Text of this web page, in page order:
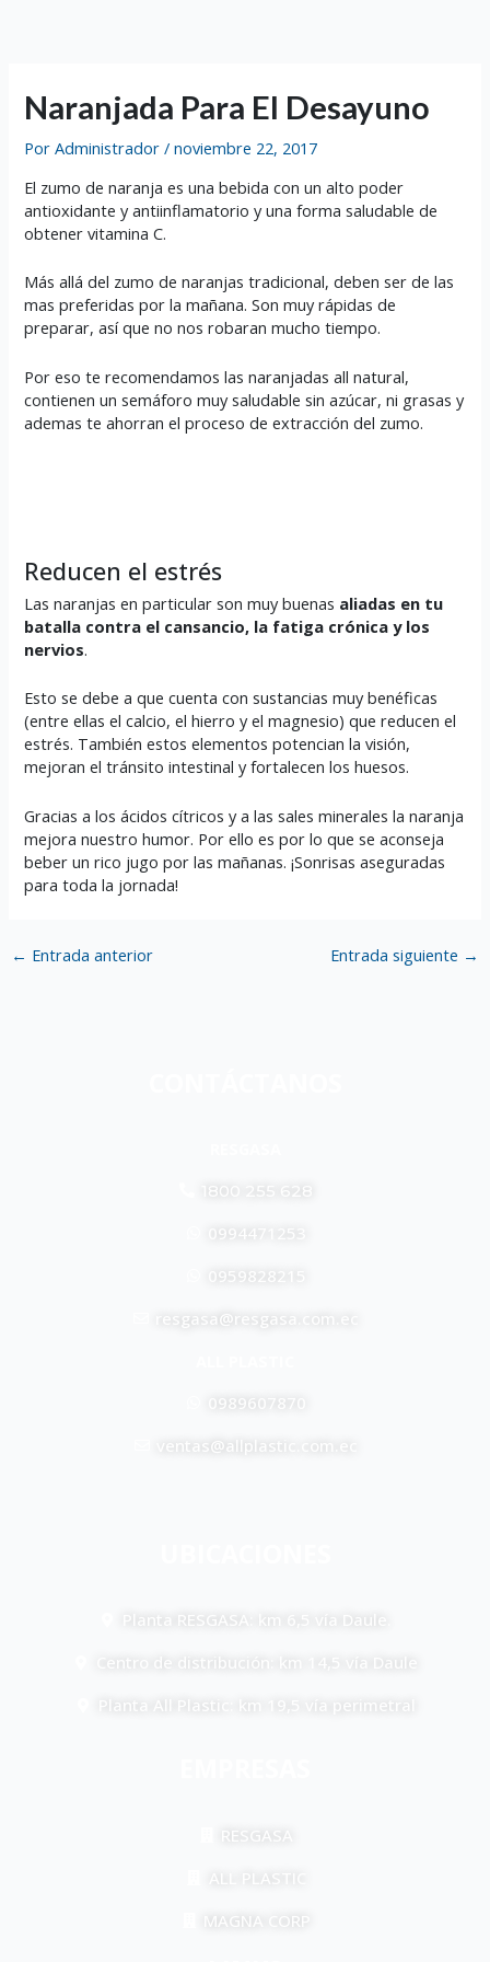
Naranjada Para El Desayuno
PorAdministrador/noviembre 22, 2017
El zumo de naranja es una bebida con un alto poder
antioxidante y antiinflamatorio y una forma saludable de
obtener vitamina C.
Más allá del zumo de naranjas tradicional, deben ser de las
mas preferidas por la mañana. Son muy rápidas de
preparar, así que no nos robaran mucho tiempo.
Por eso te recomendamos las naranjadas all natural,
contienen un semáforo muy saludable sin azúcar, ni grasas y
ademas te ahorran el proceso de extracción del zumo.
Reducen el estrés
Las naranjas en particular son muy buenas aliadas en tu
batalla contra el cansancio, la fatiga crónica y los
nervios.
Esto se debe a que cuenta con sustancias muy benéficas
(entre ellas el calcio, el hierro y el magnesio) que reducen el
estrés. También estos elementos potencian la visión,
mejoran el tránsito intestinal y fortalecen los huesos.
Gracias a los ácidos cítricos y a las sales minerales la naranja
mejora nuestro humor. Por ello es por lo que se aconseja
beber un rico jugo por las mañanas. ¡Sonrisas aseguradas
para toda la jornada!
← Entrada anterior Entrada siguiente →
1800 255 628
0994471253
0959828215
resgasa@resgasa.com.ec
0989607870
ventas@allplastic.com.ec
Planta RESGASA: km 6,5 vía Daule.
Centro de distribución: km 14,5 vía Daule
Planta All Plastic: km 19,5 vía perimetral
RESGASA
ALL PLASTIC
MAGNA CORP